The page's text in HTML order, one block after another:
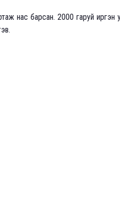
нас барсан. 2000 гаруй